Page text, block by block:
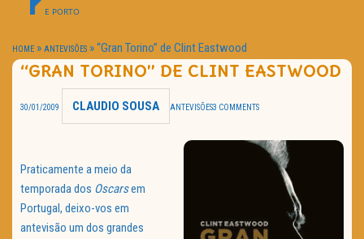
HOME CINEMA
Política de Privacidade
E PORTO
HOME » ANTEVISÕES »“Gran Torino” de Clint Eastwood
“GRAN TORINO” DE CLINT EASTWOOD
30/01/2009 CLAUDIO SOUSA ANTEVISÕES3 COMMENTS
Praticamente a meio da
temporada dos Oscarsem
Portugal, deixo-vos em
antevisão um dos grandes